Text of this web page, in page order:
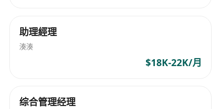
助理經理
湊湊
$18K-22K/月
综合管理经理